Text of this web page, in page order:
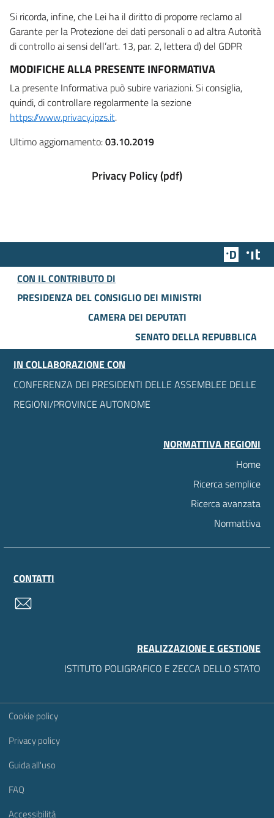
Si ricorda, infine, che Lei ha il diritto di proporre reclamo al
Garante per la Protezione dei dati personali o ad altra Autorità
di controllo ai sensi dell’art. 13, par. 2, lettera d) del GDPR
MODIFICHE ALLA PRESENTE INFORMATIVA
La presente Informativa può subire variazioni. Si consiglia,
quindi, di controllare regolarmente la sezione
https://www.privacy.ipzs.it.
Ultimo aggiornamento:03.10.2019
Privacy Policy (pdf)
Team
CON IL CONTRIBUTO DI
PRESIDENZA DEL CONSIGLIO DEI MINISTRI
CAMERA DEI DEPUTATI
SENATO DELLA REPUBBLICA
IN COLLABORAZIONE CON
CONFERENZA DEI PRESIDENTI DELLE ASSEMBLEE DELLE
REGIONI/PROVINCE AUTONOME
NORMATTIVA REGIONI
Home
Ricerca semplice
Ricerca avanzata
Normattiva
CONTATTI
REALIZZAZIONE E GESTIONE
ISTITUTO POLIGRAFICO E ZECCA DELLO STATO
Sezione Link Utili
Cookie policy
Privacy policy
Guida all'uso
FAQ
Accessibilità